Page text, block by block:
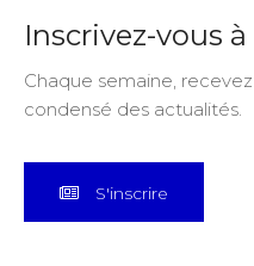
Inscrivez-vous
Chaque semaine,
condensé des actualités.
S'inscrire